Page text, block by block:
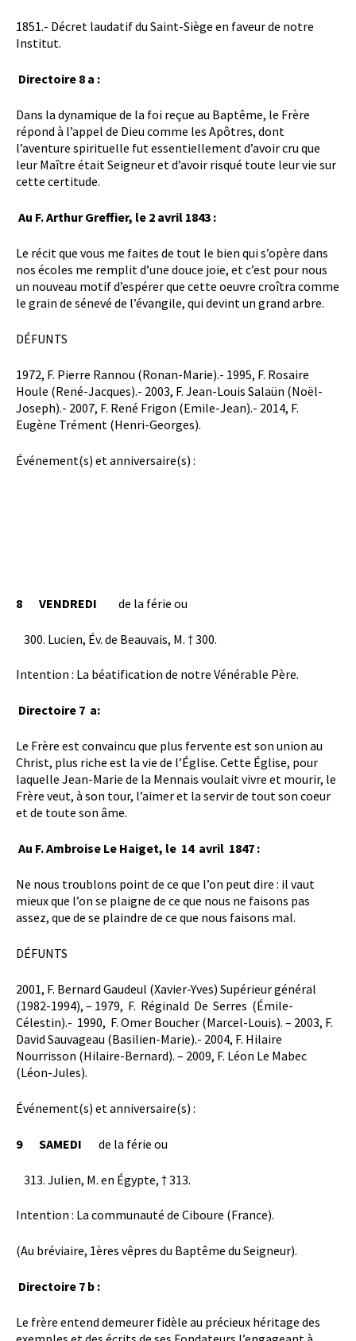
1851.- Décret laudatif du Saint-Siège en faveur de notre
Institut.
Directoire 8 a :
Dans la dynamique de la foi reçue au Baptême, le Frère
répond à l’appel de Dieu comme les Apôtres, dont
l’aventure spirituelle fut essentiellement d’avoir cru que
leur Maître était Seigneur et d’avoir risqué toute leur vie sur
cette certitude.
Au F. Arthur Greffier, le 2 avril 1843 :
Le récit que vous me faites de tout le bien qui s’opère dans
nos écoles me remplit d’une douce joie, et c’est pour nous
un nouveau motif d’espérer que cette oeuvre croîtra comme
le grain de sénevé de l’évangile, qui devint un grand arbre.
DÉFUNTS
1972, F. Pierre Rannou (Ronan-Marie).- 1995, F. Rosaire
Houle (René-Jacques).- 2003, F. Jean-Louis Salaün (Noël-
Joseph).- 2007, F. René Frigon (Emile-Jean).- 2014, F.
Eugène Trément (Henri-Georges).
Événement(s) et anniversaire(s) :
8 VENDREDI de la férie ou
Lucien, Év. de Beauvais, M. † 300.
Intention : La béatification de notre Vénérable Père.
Directoire 7 a:
Le Frère est convaincu que plus fervente est son union au
Christ, plus riche est la vie de l’Église. Cette Église, pour
laquelle Jean-Marie de la Mennais voulait vivre et mourir, le
Frère veut, à son tour, l’aimer et la servir de tout son coeur
et de toute son âme.
Au F. Ambroise Le Haiget, le 14 avril 1847 :
Ne nous troublons point de ce que l’on peut dire : il vaut
mieux que l’on se plaigne de ce que nous ne faisons pas
assez, que de se plaindre de ce que nous faisons mal.
DÉFUNTS
2001, F. Bernard Gaudeul (Xavier-Yves) Supérieur général
(1982-1994), – 1979, F. Réginald De Serres (Émile-
Célestin).- 1990, F. Omer Boucher (Marcel-Louis). – 2003, F.
David Sauvageau (Basilien-Marie).- 2004, F. Hilaire
Nourrisson (Hilaire-Bernard). – 2009, F. Léon Le Mabec
(Léon-Jules).
Événement(s) et anniversaire(s) :
9 SAMEDI de la férie ou
Julien, M. en Égypte, † 313.
Intention : La communauté de Ciboure (France).
(Au bréviaire, 1ères vêpres du Baptême du Seigneur).
Directoire 7 b :
Le frère entend demeurer fidèle au précieux héritage des